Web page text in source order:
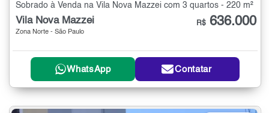
Sobrado à Venda na Vila Nova Mazzei com 3 quartos - 220 m²
Vila Nova Mazzei
Zona Norte - São Paulo
R$ 636.000
WhatsApp Contatar